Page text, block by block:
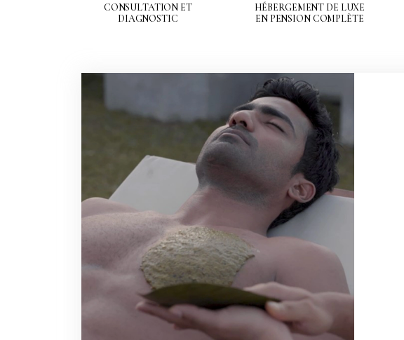
CONSULTATION ET
DIAGNOSTIC
HÉBERGEMENT DE LUXE
EN PENSION COMPLÈTE